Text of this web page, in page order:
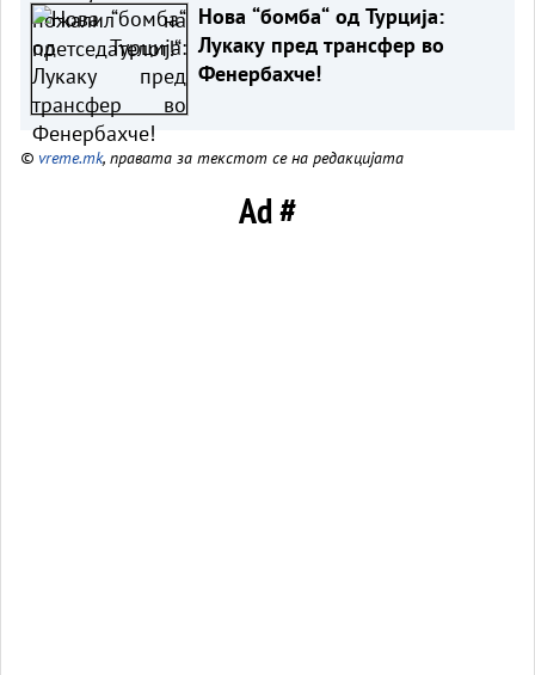
Нова “бомба“ од Турција:
Лукаку пред трансфер во
Фенербахче!
© vreme.mk, правата за текстот се на редакцијата
Ad #